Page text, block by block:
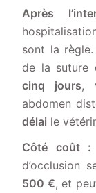
Après
sont la
de la suture
cinq jours,
abdomen
délai le
Côté coût :
d’occlusion
500 €, et